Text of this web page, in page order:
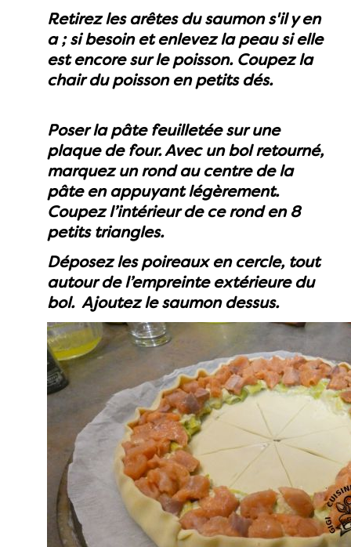
Retirez les arêtes du saumon s'il y en
a ; si besoin et enlevez la peau si elle
est encore sur le poisson. Coupez la
chair du poisson en petits dés.
Poser la pâte feuilletée sur une
plaque de four. Avec un bol retourné,
marquez un rond au centre de la
pâte en appuyant légèrement.
Coupez l’intérieur de ce rond en 8
petits triangles.
Déposez les poireaux en cercle, tout
autour de l’empreinte extérieure du
bol. Ajoutez le saumon dessus.